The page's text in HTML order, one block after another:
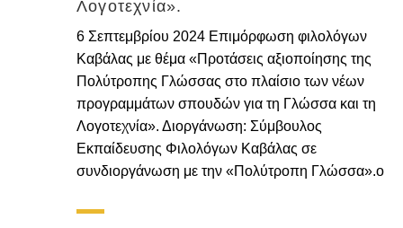
Λογοτεχνία».
6 Σεπτεμβρίου 2024 Επιμόρφωση φιλολόγων
Καβάλας με θέμα «Προτάσεις αξιοποίησης της
Πολύτροπης Γλώσσας στο πλαίσιο των νέων
προγραμμάτων σπουδών για τη Γλώσσα και τη
Λογοτεχνία». Διοργάνωση: Σύμβουλος
Εκπαίδευσης Φιλολόγων Καβάλας σε
συνδιοργάνωση με την «Πολύτροπη Γλώσσα».o